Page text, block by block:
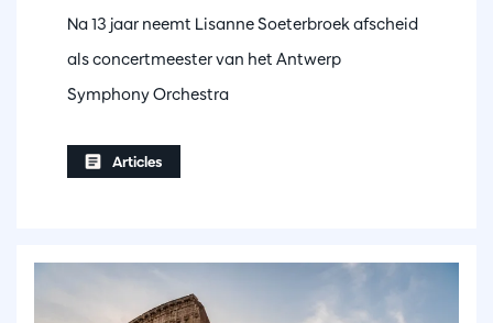
Na 13 jaar neemt Lisanne Soeterbroek afscheid
als concertmeester van het Antwerp
Symphony Orchestra
Articles